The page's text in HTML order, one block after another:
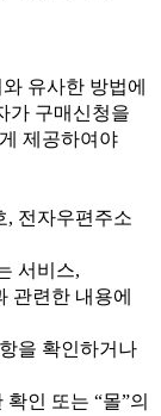
유사한 방법에
가 구매신청을
제공하여야
, 전자우편주소
서비스,
관련한 내용에
을 확인하거나
인 또는 “몰”의